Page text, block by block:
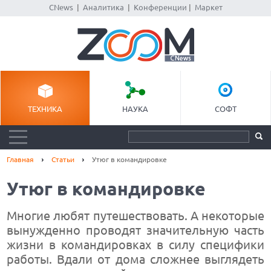
CNews| Аналитика Конференции Маркет
ТЕХНИКА НАУКА СОФТ
Главная Статьи Утюг в командировке
Утюг в командировке
Многие любят путешествовать. А некоторые
вынужденно проводят значительную часть
жизни в командировках в силу специфики
работы. Вдали от дома сложнее выглядеть